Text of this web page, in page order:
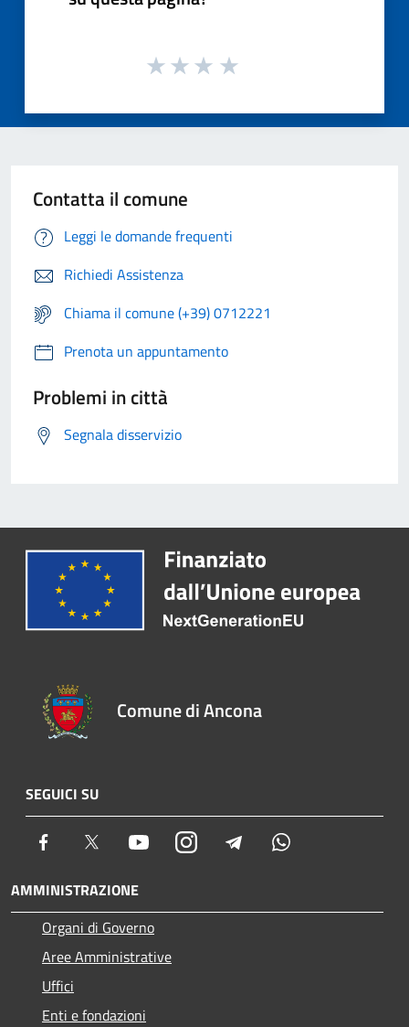
Contatta il comune
Leggi le domande frequenti
Richiedi Assistenza
Chiama il comune (+39) 0712221
Prenota un appuntamento
Problemi in città
Segnala disservizio
Comune di Ancona
SEGUICI SU
Facebook Twitter YoutubeInstagram Telegram
AMMINISTRAZIONE
Organi di Governo
Aree Amministrative
Uffici
Enti e fondazioni